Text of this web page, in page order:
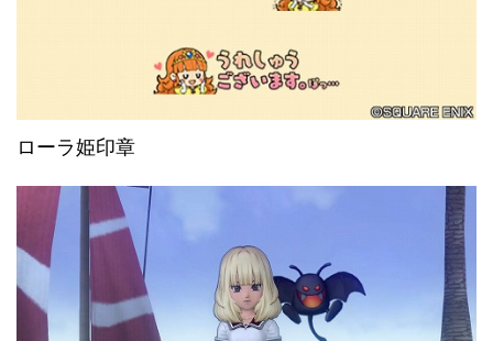
ローラ姫印章